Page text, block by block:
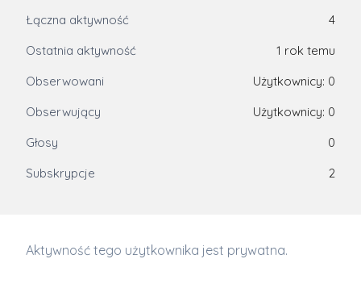
Łączna aktywność
4
Ostatnia aktywność
1 rok temu
Obserwowani
Użytkownicy: 0
Obserwujący
Użytkownicy: 0
Głosy
0
Subskrypcje
2
Aktywność tego użytkownika jest prywatna.